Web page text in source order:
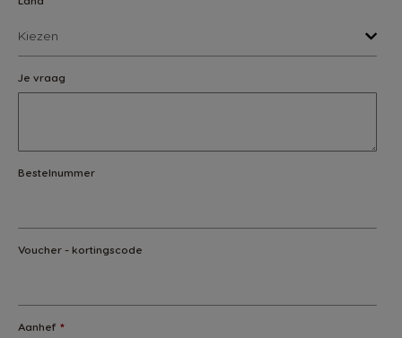
Je vraag
Bestelnummer
Voucher - kortingscode
Aanhef *